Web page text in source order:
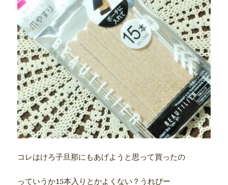
コレはけろ子旦那にもあげようと思って買ったの
っていうか15本入りとかよくない？うれぴー